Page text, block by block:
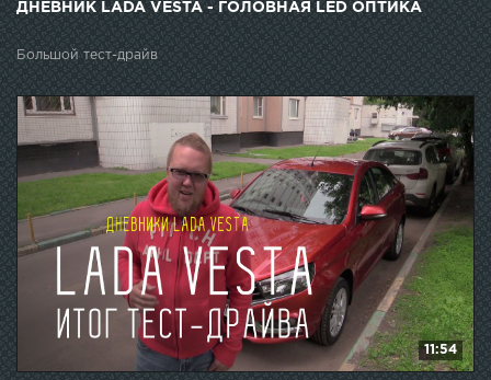
ДНЕВНИК LADA VESTA - ГОЛОВНАЯ LED ОПТИКА
Большой тест-драйв
11:54